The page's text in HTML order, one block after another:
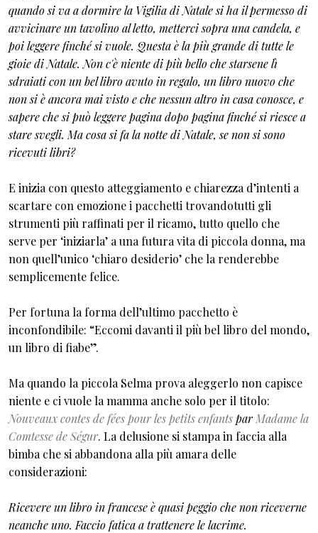
quando si va a dormire la Vigilia di Natale si ha il permesso di
avvicinare un tavolino al letto, metterci sopra una candela, e
poi leggere finché si vuole. Questa è la più grande di tutte le
gioie di Natale. Non c'è niente di più bello che starsene lì
sdraiati con un bel libro avuto in regalo, un libro nuovo che
non si è ancora mai visto e che nessun altro in casa conosce, e
sapere che si può leggere pagina dopo pagina finché si riesce a
stare svegli. Ma cosa si fa la notte di Natale, se non si sono
ricevuti libri?
E inizia con questo atteggiamento e chiarezza d’intenti a
scartare con emozione i pacchetti trovandotutti gli
strumenti più raffinati per il ricamo, tutto quello che
serve per ‘iniziarla’ a una futura vita di piccola donna, ma
non quell’unico ‘chiaro desiderio’ che la renderebbe
semplicemente felice.
Per fortuna la forma dell’ultimo pacchetto è
inconfondibile: “Eccomi davanti il più bel libro del mondo,
un libro di fiabe”.
Ma quando la piccola Selma prova aleggerlo non capisce
niente e ci vuole la mamma anche solo per il titolo:
Nouveaux contes de fées pour les petits enfantsparMadame la
Comtesse de Ségur. La delusione si stampa in faccia alla
bimba che si abbandona alla più amara delle
considerazioni:
Ricevere un libro in francese è quasi peggio che non riceverne
neanche uno. Faccio fatica a trattenere le lacrime.